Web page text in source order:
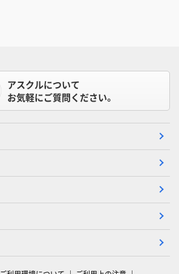
アスクルについて
お気軽にご質問ください。